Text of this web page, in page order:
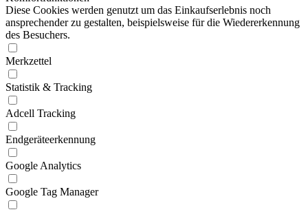
Diese Cookies werden genutzt um das Einkaufserlebnis noch
ansprechender zu gestalten, beispielsweise für die Wiedererkennung
des Besuchers.
Merkzettel
Statistik & Tracking
Adcell Tracking
Endgeräteerkennung
Google Analytics
Google Tag Manager